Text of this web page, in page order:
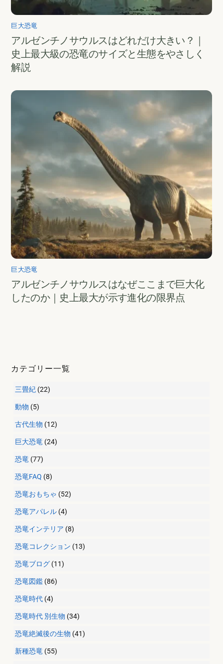
巨大恐竜
アルゼンチノサウルスはどれだけ大きい？｜
史上最大級の恐竜のサイズと生態をやさしく
解説
巨大恐竜
アルゼンチノサウルスはなぜここまで巨大化
したのか｜史上最大が示す進化の限界点
カテゴリー一覧
三畳紀 (22)
動物 (5)
古代生物 (12)
巨大恐竜 (24)
恐竜 (77)
恐竜FAQ (8)
恐竜おもちゃ (52)
恐竜アパレル (4)
恐竜インテリア (8)
恐竜コレクション (13)
恐竜ブログ (11)
恐竜図鑑 (86)
恐竜時代 (4)
恐竜時代 別生物 (34)
恐竜絶滅後の生物 (41)
新種恐竜 (55)